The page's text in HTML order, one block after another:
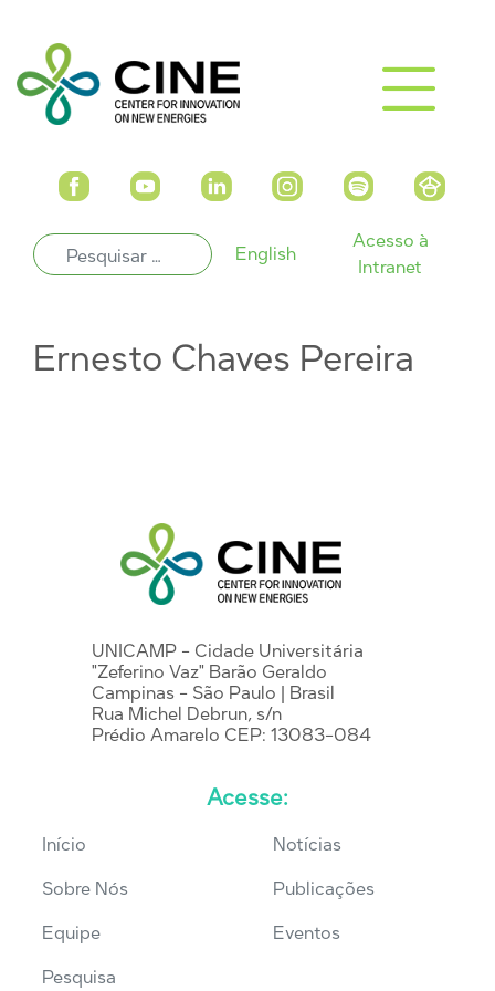
English
Acesso à
Intranet
Ernesto Chaves Pereira
UNICAMP - Cidade Universitária
"Zeferino Vaz" Barão Geraldo
Campinas - São Paulo | Brasil
Rua Michel Debrun, s/n
Prédio Amarelo CEP: 13083-084
Acesse:
Início
Sobre Nós
Equipe
Pesquisa
Notícias
Publicações
Eventos